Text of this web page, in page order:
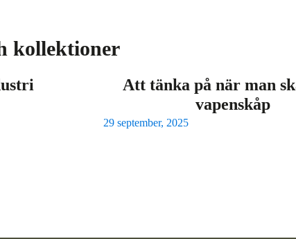
kollektioner
Att tänka på när man
vapenskåp
29 september, 2025